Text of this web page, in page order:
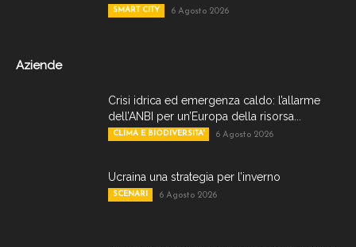
SMART CITY 6 Agosto 2026
Aziende
Crisi idrica ed emergenza caldo: l’allarme
dell’ANBI per un’Europa della risorsa...
CLIMA E BIODIVERSITA' 6 Agosto 2026
Ucraina una strategia per l’inverno
SCENARI 6 Agosto 2026